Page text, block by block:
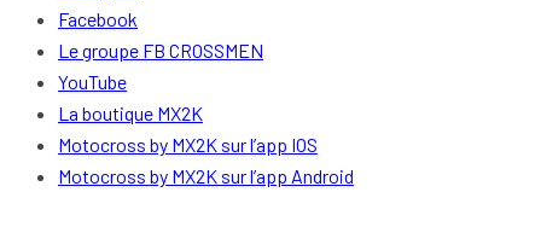
Facebook
Le groupe FB CROSSMEN
YouTube
La boutique MX2K
Motocross by MX2K sur l’app IOS
Motocross by MX2K sur l’app Android